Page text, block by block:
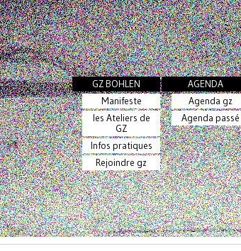
GZ BOHLEN
Manifeste
les Ateliers de
GZ
Infos pratiques
Rejoindre gz
AGENDA
Agenda gz
Agenda passé